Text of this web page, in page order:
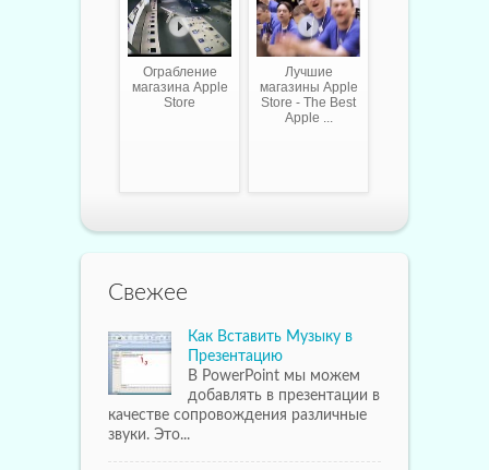
Ограбление
магазина Apple
Store
Лучшие
магазины Apple
Store - The Best
Apple ...
Свежее
Как Вставить Музыку в
Презентацию
В PowerPoint мы можем
добавлять в презентации в
качестве сопровождения различные
звуки. Это...